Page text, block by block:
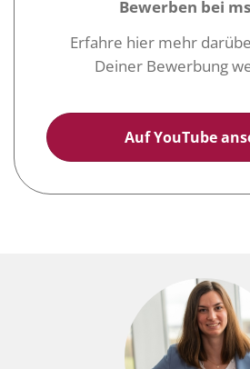
Bewerben bei
Erfahre hier mehr
Deiner Bewerbung
Auf YouTube